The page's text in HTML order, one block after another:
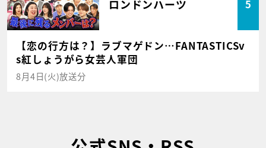
ロンドンハーツ 5
【恋の行方は？】ラブマゲドン…FANTASTICSv
s紅しょうがら女芸人軍団
8月4日(火)放送分